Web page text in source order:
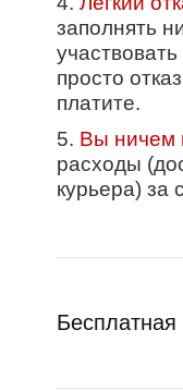
заполнять
просто
платите.
5. Вы ничем
расходы
курьера) за